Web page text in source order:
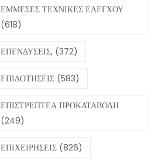
ΕΜΜΕΣΕΣ ΤΕΧΝΙΚΕΣ ΕΛΕΓΧΟΥ
(618)
ΕΠΕΝΔΥΣΕΙΣ, (372)
ΕΠΙΔΟΤΗΣΕΙΣ (583)
ΕΠΙΣΤΡΕΠΤΕΑ ΠΡΟΚΑΤΑΒΟΛΗ
(249)
ΕΠΙΧΕΙΡΗΣΕΙΣ (826)